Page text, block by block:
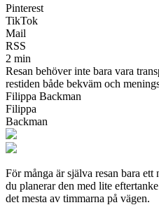
Pinterest
TikTok
Mail
RSS
2 min
Resan behöver inte bara vara
restiden både bekväm och
Filippa Backman
Filippa
Backman
För många är själva resan bara
du planerar den med lite
det mesta av timmarna på vägen.